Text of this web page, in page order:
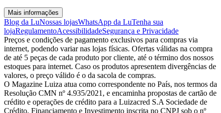
Mais informações
Blog da LuNossas lojasWhatsApp da LuTenha sua
lojaRegulamentoAcessibilidadeSegurança e Privacidade
Preços e condições de pagamento exclusivos para compras via
internet, podendo variar nas lojas físicas. Ofertas válidas na compra
de até 5 peças de cada produto por cliente, até o término dos nossos
estoques para internet. Caso os produtos apresentem divergências de
valores, o preço válido é o da sacola de compras.
O Magazine Luiza atua como correspondente no País, nos termos da
Resolução CMN nº 4.935/2021, e encaminha propostas de cartão de
crédito e operações de crédito para a Luizacred S.A Sociedade de
Crédito, Financiamento e Investimento inscrita no CNPJ sob o nº